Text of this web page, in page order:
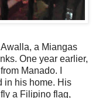
a Miangas
One year earlier,
Manado. I
in his home. His
a Filipino flag,